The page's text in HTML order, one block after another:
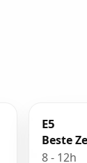
E5
Beste
8 - 12h